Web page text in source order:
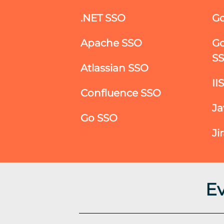
.NET SSO
Apache SSO
Atlassian SSO
Confluence SSO
Go SSO